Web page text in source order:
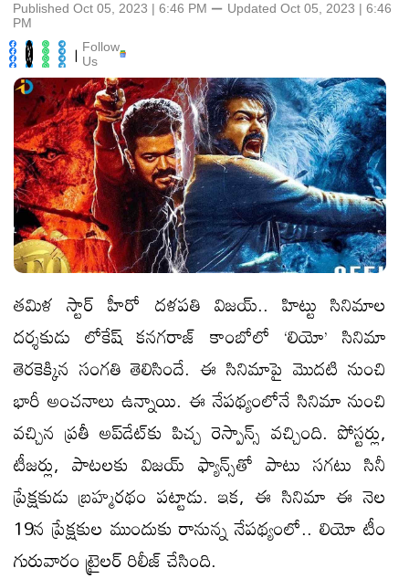
Published Oct 05, 2023 | 6:46 PM ⚊ Updated Oct 05, 2023 | 6:46
PM
| Follow
Us
తమిళ స్టార్‌ హీరో దళపతి విజయ్‌.. హిట్టు సినిమాల
దర్శకుడు లోకేష్‌ కనగరాజ్‌ కాంబోలో ‘లియో’ సినిమా
తెరకెక్కిన సంగతి తెలిసిందే. ఈ సినిమాపై మొదటి నుంచి
భారీ అంచనాలు ఉన్నాయి. ఈ నేపథ్యంలోనే సినిమా నుంచి
వచ్చిన ప్రతీ అప్‌డేట్‌కు పిచ్చ రెస్పాన్స్‌ వచ్చింది. పోస్టర్లు,
టీజర్లు, పాటలకు విజయ్‌ ఫ్యాన్స్‌తో పాటు సగటు సినీ
ప్రేక్షకుడు బ్రహ్మరథం పట్టాడు. ఇక, ఈ సినిమా ఈ నెల
19న ప్రేక్షకుల ముందుకు రానున్న నేపథ్యంలో.. లియో టీం
గురువారం ట్రైలర్‌ రిలీజ్‌ చేసింది.